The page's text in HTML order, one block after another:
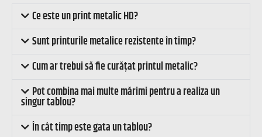
Ce este un print metalic HD?
Sunt printurile metalice rezistente în timp?
Cum ar trebui să fie curățat printul metalic?
Pot combina mai multe mărimi pentru a realiza un
singur tablou?
În cât timp este gata un tablou?